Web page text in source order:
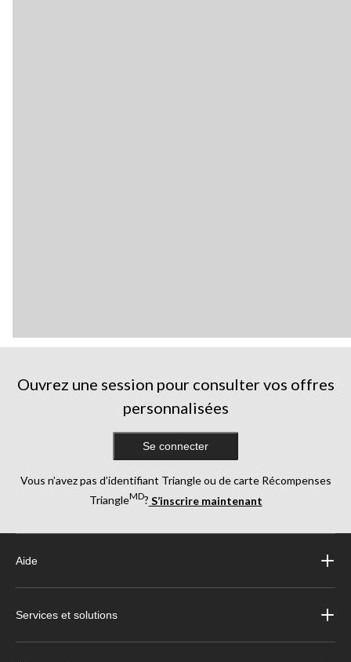
Ouvrez une session pour consulter vos offres
personnalisées
Se connecter
Vous n’avez pas d’identifiant Triangle ou de carte Récompenses
TriangleMD? S’inscrire maintenant
Aide
Services et solutions